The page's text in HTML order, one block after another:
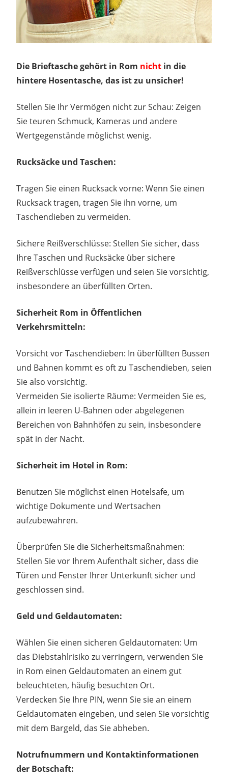
Die Brieftasche gehört in Rom nicht in die
hintere Hosentasche, das ist zu unsicher!
Stellen Sie Ihr Vermögen nicht zur Schau: Zeigen
Sie teuren Schmuck, Kameras und andere
Wertgegenstände möglichst wenig.
Rucksäcke und Taschen:
Tragen Sie einen Rucksack vorne: Wenn Sie einen
Rucksack tragen, tragen Sie ihn vorne, um
Taschendieben zu vermeiden.
Sichere Reißverschlüsse: Stellen Sie sicher, dass
Ihre Taschen und Rucksäcke über sichere
Reißverschlüsse verfügen und seien Sie vorsichtig,
insbesondere an überfüllten Orten.
Sicherheit Rom in Öffentlichen
Verkehrsmitteln:
Vorsicht vor Taschendieben: In überfüllten Bussen
und Bahnen kommt es oft zu Taschendieben, seien
Sie also vorsichtig.
Vermeiden Sie isolierte Räume: Vermeiden Sie es,
allein in leeren U-Bahnen oder abgelegenen
Bereichen von Bahnhöfen zu sein, insbesondere
spät in der Nacht.
Sicherheit im Hotel in Rom:
Benutzen Sie möglichst einen Hotelsafe, um
wichtige Dokumente und Wertsachen
aufzubewahren.
Überprüfen Sie die Sicherheitsmaßnahmen:
Stellen Sie vor Ihrem Aufenthalt sicher, dass die
Türen und Fenster Ihrer Unterkunft sicher und
geschlossen sind.
Geld und Geldautomaten:
Wählen Sie einen sicheren Geldautomaten: Um
das Diebstahlrisiko zu verringern, verwenden Sie
in Rom einen Geldautomaten an einem gut
beleuchteten, häufig besuchten Ort.
Verdecken Sie Ihre PIN, wenn Sie sie an einem
Geldautomaten eingeben, und seien Sie vorsichtig
mit dem Bargeld, das Sie abheben.
Notrufnummern und Kontaktinformationen
der Botschaft: